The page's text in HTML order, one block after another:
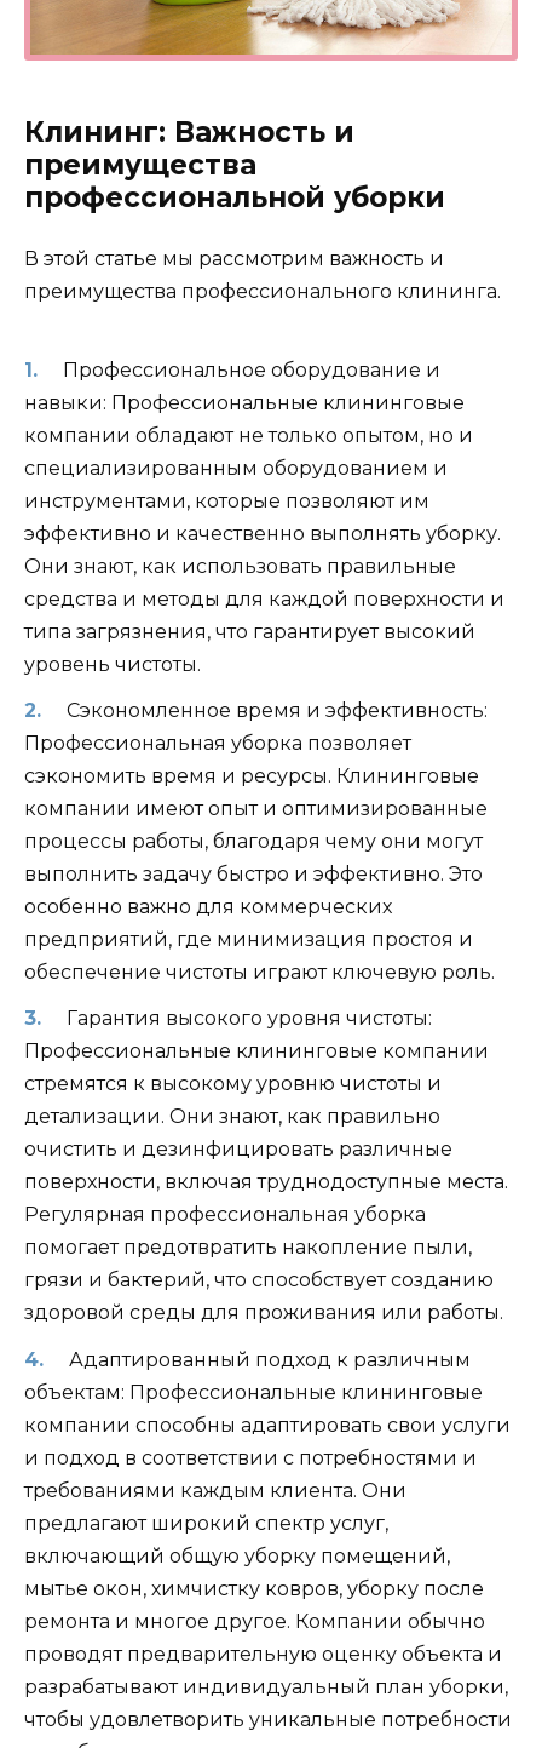
Клининг: Важность и
преимущества
профессиональной уборки
В этой статье мы рассмотрим важность и
преимущества профессионального клининга.
Профессиональное оборудование и
навыки: Профессиональные клининговые
компании обладают не только опытом, но и
специализированным оборудованием и
инструментами, которые позволяют им
эффективно и качественно выполнять уборку.
Они знают, как использовать правильные
средства и методы для каждой поверхности и
типа загрязнения, что гарантирует высокий
уровень чистоты.
Сэкономленное время и эффективность:
Профессиональная уборка позволяет
сэкономить время и ресурсы. Клининговые
компании имеют опыт и оптимизированные
процессы работы, благодаря чему они могут
выполнить задачу быстро и эффективно. Это
особенно важно для коммерческих
предприятий, где минимизация простоя и
обеспечение чистоты играют ключевую роль.
Гарантия высокого уровня чистоты:
Профессиональные клининговые компании
стремятся к высокому уровню чистоты и
детализации. Они знают, как правильно
очистить и дезинфицировать различные
поверхности, включая труднодоступные места.
Регулярная профессиональная уборка
помогает предотвратить накопление пыли,
грязи и бактерий, что способствует созданию
здоровой среды для проживания или работы.
Адаптированный подход к различным
объектам: Профессиональные клининговые
компании способны адаптировать свои услуги
и подход в соответствии с потребностями и
требованиями каждым клиента. Они
предлагают широкий спектр услуг,
включающий общую уборку помещений,
мытье окон, химчистку ковров, уборку после
ремонта и многое другое. Компании обычно
проводят предварительную оценку объекта и
разрабатывают индивидуальный план уборки,
чтобы удовлетворить уникальные потребности